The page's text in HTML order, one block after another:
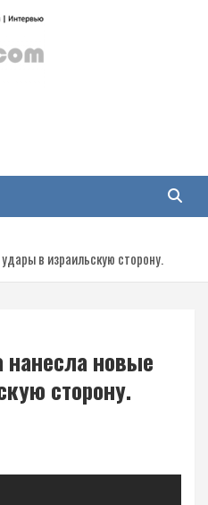
война
события в Новороссии, ДНР,
в израильскую сторону.
новые
сторону.